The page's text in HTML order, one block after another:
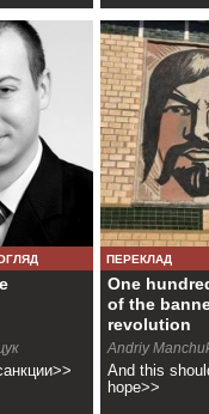
ПЕРЕКЛАД
One
of the
revolution
Andriy
And this
hope>>